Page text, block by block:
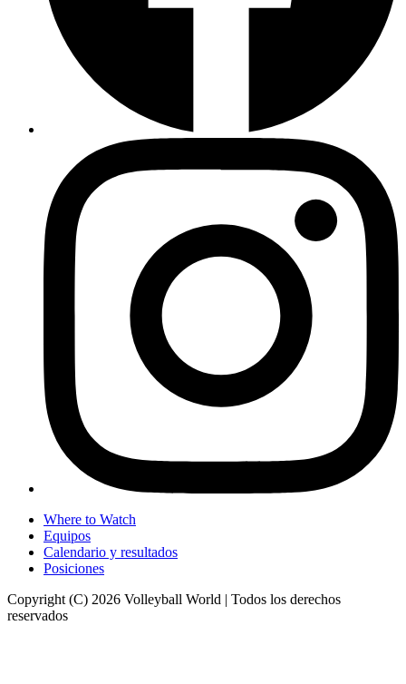
Where to Watch
Equipos
Calendario y resultados
Posiciones
Copyright (C) 2026 Volleyball World | Todos los derechos
reservados